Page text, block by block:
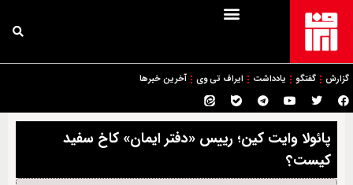
گزارش گفتگو یادداشت ایراف تی وی آخرین خبرها
پائولا وایت کین؛ رییس «دفتر ایمان» کاخ سفید
کیست؟